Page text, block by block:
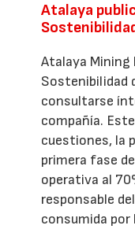
Atalaya
Atalaya Mining
Sostenibilidad
consultarse
compañía.
cuestiones, la
primera fase
operativa al
responsable
consumida por